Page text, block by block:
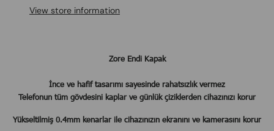
View store information
Zore Endi Kapak
İnce ve hafif tasarımı sayesinde rahatsızlık vermez
​Telefonun tüm gövdesini kaplar ve günlük çiziklerden cihazınızı korur
Yükseltilmiş 0.4mm kenarlar ile cihazınızın ekranını ve kamerasını korur